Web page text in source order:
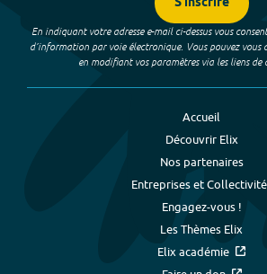
S'inscrire
En indiquant votre adresse e-mail ci-dessus vous
d’information par voie électronique. Vous pouvez vous
en modifiant vos paramètres via les liens de
Accueil
Découvrir Elix
Nos partenaires
Entreprises et
Engagez-vous !
Les Thèmes Elix
Elix académie